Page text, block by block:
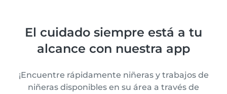
El cuidado siempre está a tu
alcance con nuestra app
¡Encuentre rápidamente niñeras y trabajos de
niñeras disponibles en su área a través de